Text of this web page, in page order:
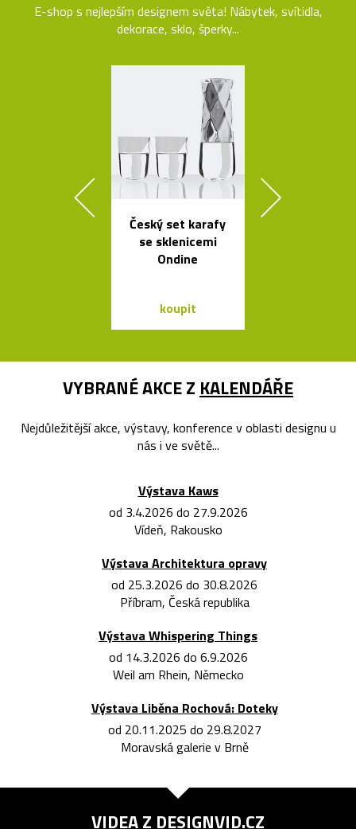
E-shop s nejlepším designem světa! Nábytek, svítidla,
dekorace, sklo, šperky...
Český set karafy
se sklenicemi
Ondine
koupit
VYBRANÉ AKCE Z KALENDÁŘE
Nejdůležitější akce, výstavy, konference v oblasti designu u
nás i ve světě...
Výstava Kaws
od 3.4.2026 do 27.9.2026
Vídeň, Rakousko
Výstava Architektura opravy
od 25.3.2026 do 30.8.2026
Příbram, Česká republika
Výstava Whispering Things
od 14.3.2026 do 6.9.2026
Weil am Rhein, Německo
Výstava Liběna Rochová: Doteky
od 20.11.2025 do 29.8.2027
Moravská galerie v Brně
VIDEA Z DESIGNVID.CZ